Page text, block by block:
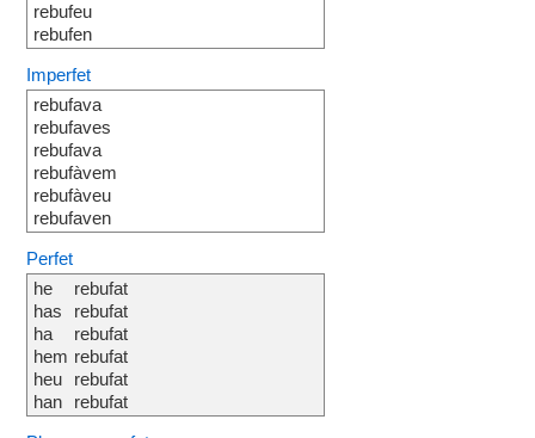
rebufeu
rebufen
Imperfet
rebufava
rebufaves
rebufava
rebufàvem
rebufàveu
rebufaven
Perfet
he
has
ha
hem
heu
han
rebufat
rebufat
rebufat
rebufat
rebufat
rebufat